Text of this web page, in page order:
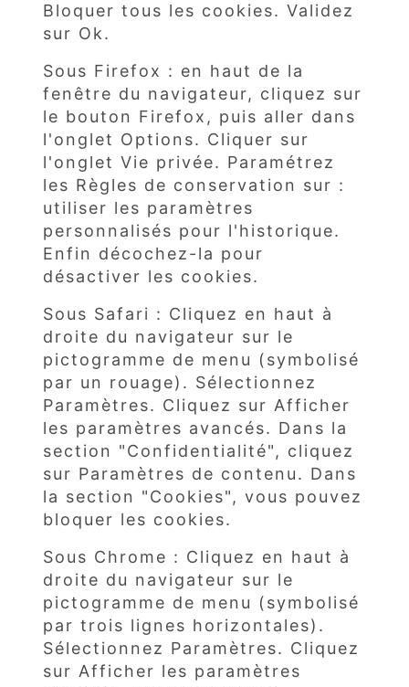
Bloquer tous les cookies. Validez
sur Ok.
Sous Firefox : en haut de la
fenêtre du navigateur, cliquez sur
le bouton Firefox, puis aller dans
l'onglet Options. Cliquer sur
l'onglet Vie privée. Paramétrez
les Règles de conservation sur :
utiliser les paramètres
personnalisés pour l'historique.
Enfin décochez-la pour
désactiver les cookies.
Sous Safari : Cliquez en haut à
droite du navigateur sur le
pictogramme de menu (symbolisé
par un rouage). Sélectionnez
Paramètres. Cliquez sur Afficher
les paramètres avancés. Dans la
section "Confidentialité", cliquez
sur Paramètres de contenu. Dans
la section "Cookies", vous pouvez
bloquer les cookies.
Sous Chrome : Cliquez en haut à
droite du navigateur sur le
pictogramme de menu (symbolisé
par trois lignes horizontales).
Sélectionnez Paramètres. Cliquez
sur Afficher les paramètres